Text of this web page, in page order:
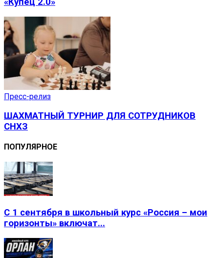
«Купец 2.0»
Пресс-релиз
ШАХМАТНЫЙ ТУРНИР ДЛЯ СОТРУДНИКОВ
СНХЗ
ПОПУЛЯРНОЕ
С 1 сентября в школьный курс «Россия – мои
горизонты» включат...